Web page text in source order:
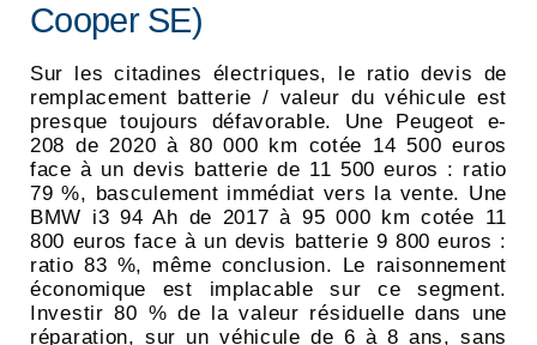
Cooper SE)
Sur les citadines électriques, le ratio devis de
remplacement batterie / valeur du véhicule est
presque toujours défavorable. Une Peugeot e-
208 de 2020 à 80 000 km cotée 14 500 euros
face à un devis batterie de 11 500 euros : ratio
79 %, basculement immédiat vers la vente. Une
BMW i3 94 Ah de 2017 à 95 000 km cotée 11
800 euros face à un devis batterie 9 800 euros :
ratio 83 %, même conclusion. Le raisonnement
économique est implacable sur ce segment.
Investir 80 % de la valeur résiduelle dans une
réparation, sur un véhicule de 6 à 8 ans, sans